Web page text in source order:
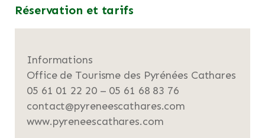
Réservation et tarifs
Informations
Office de Tourisme des Pyrénées Cathares
05 61 01 22 20 – 05 61 68 83 76
contact@pyreneescathares.com
www.pyreneescathares.com